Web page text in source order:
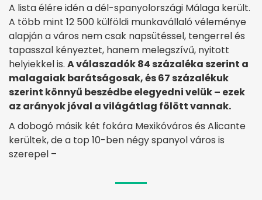
A lista élére idén a dél-spanyolországi Málaga került.
A több mint 12 500 külföldi munkavállaló véleménye
alapján a város nem csak napsütéssel, tengerrel és
tapasszal kényeztet, hanem melegszívű, nyitott
helyiekkel is. A válaszadók 84 százaléka szerint a
malagaiak barátságosak, és 67 százalékuk
szerint könnyű beszédbe elegyedni velük – ezek
az arányok jóval a világátlag fölött vannak.
A dobogó másik két fokára Mexikóváros és Alicante
kerültek, de a top 10-ben négy spanyol város is
szerepel –